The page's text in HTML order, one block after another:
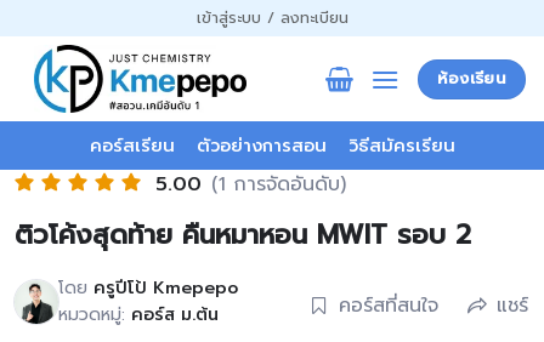
ไป
เนื้อหา
เข้าสู่ระบบ / ลงทะเบียน
ห้องเรียน
คอร์สเรียน ตัวอย่างการสอน วิธีสมัครเรียน
5.00 (1 การจัดอันดับ)
ติวโค้งสุดท้าย คืนหมาหอน MWIT รอบ 2
โดย ครูปีโป้ Kmepepo
หมวดหมู่: คอร์ส ม.ต้น คอร์สที่สนใจ แชร์